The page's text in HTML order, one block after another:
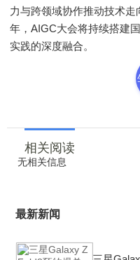
力与跨领域协作推动技术
年，AIGC大会将持续搭建
实践的深度融合。
相关阅读
无相关信息
最新新闻